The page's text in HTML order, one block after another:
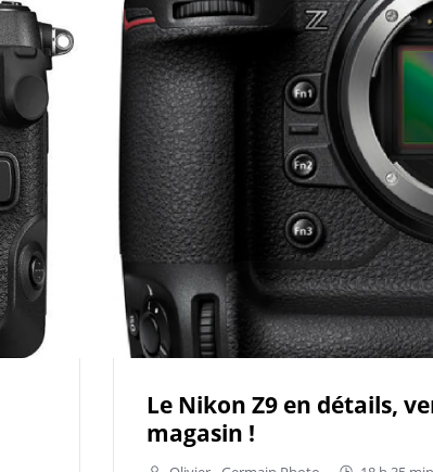
Le Nikon Z9 en détails,
magasin !